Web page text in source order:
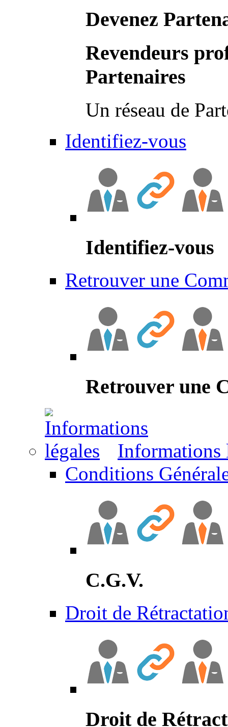
Devenez
Revendeurs
Partenaires
Un réseau de
Identifiez-vous
Identifiez-vous
Retrouver une
Retrouver une
Informations
Conditions
C.G.V.
Droit de
Droit de